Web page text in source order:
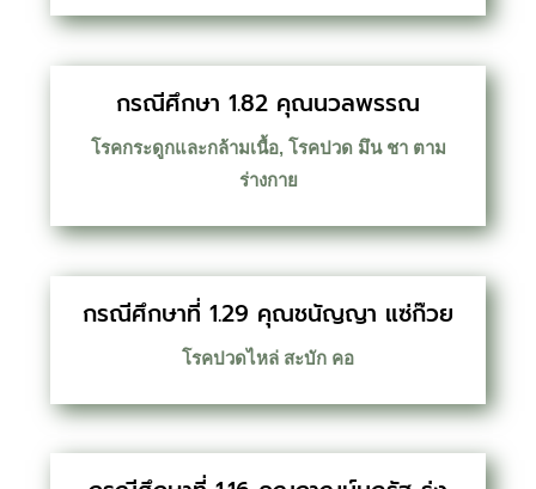
กรณีศึกษา 1.82 คุณนวลพรรณ
โรคกระดูกและกล้ามเนื้อ, โรคปวด มึน ชา ตาม
ร่างกาย
กรณีศึกษาที่ 1.29 คุณชนัญญา แซ่ก๊วย
โรคปวดไหล่ สะบัก คอ